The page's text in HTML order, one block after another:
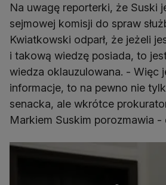
Na uwagę reporterki, że Suski
sejmowej komisji do spraw
Kwiatkowski odparł, że jeżeli
i takową wiedzę posiada, to
wiedza oklauzulowana. - Więc
informacje, to na pewno nie
senacka, ale wkrótce
Markiem Suskim porozmawia -